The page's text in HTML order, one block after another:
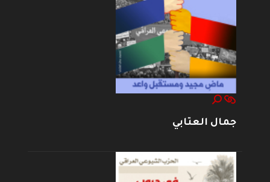
جمال العتابي